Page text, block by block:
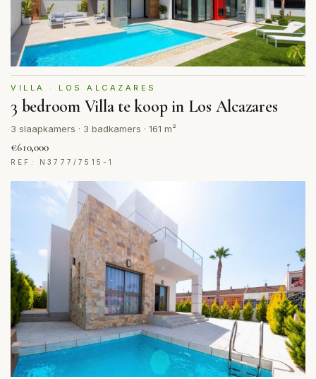
VILLA · LOS ALCAZARES
3 bedroom Villa te koop in Los Alcazares
3 slaapkamers · 3 badkamers · 161 m²
€610,000
REF: N3777/7515-1